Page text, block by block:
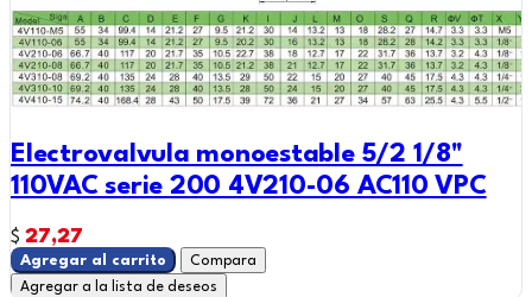
Electrovalvula monoestable 5/2 1/8"
110VAC serie 200 4V210-06 AC110 VPC
$ 27,27
Agregar al carrito
Compara
Agregar a la lista de deseos